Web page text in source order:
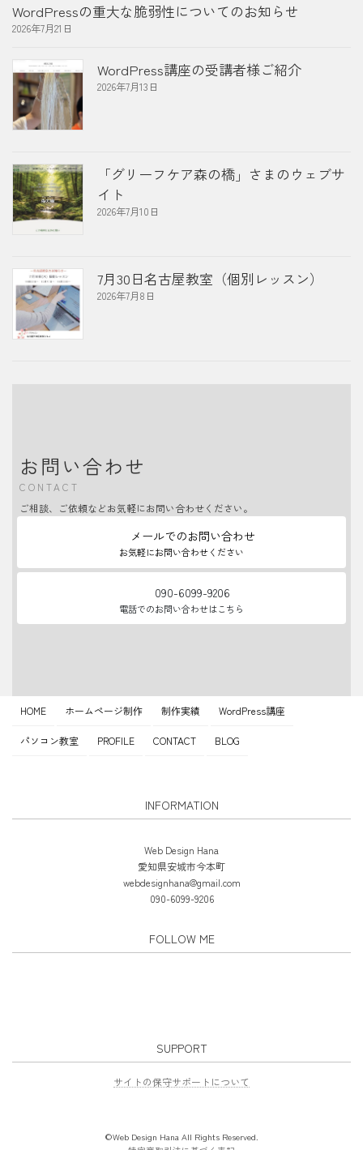
WordPressの重大な脆弱性についてのお知らせ
2026年7月21日
WordPress講座の受講者様ご紹介
2026年7月13日
「グリーフケア森の橋」さまのウェブサ
イト
2026年7月10日
7月30日名古屋教室（個別レッスン）
2026年7月8日
お問い合わせ
CONTACT
ご相談、ご依頼などお気軽にお問い合わせください。
メールでのお問い合わせ
お気軽にお問い合わせください
090-6099-9206
電話でのお問い合わせはこちら
HOME ホームページ制作 制作実績 WordPress講座
パソコン教室 PROFILE CONTACT BLOG
INFORMATION
Web Design Hana
愛知県安城市今本町
webdesignhana@gmail.com
090-6099-9206
FOLLOW ME
SUPPORT
サイトの保守サポートについて
©Web Design Hana All Rights Reserved.